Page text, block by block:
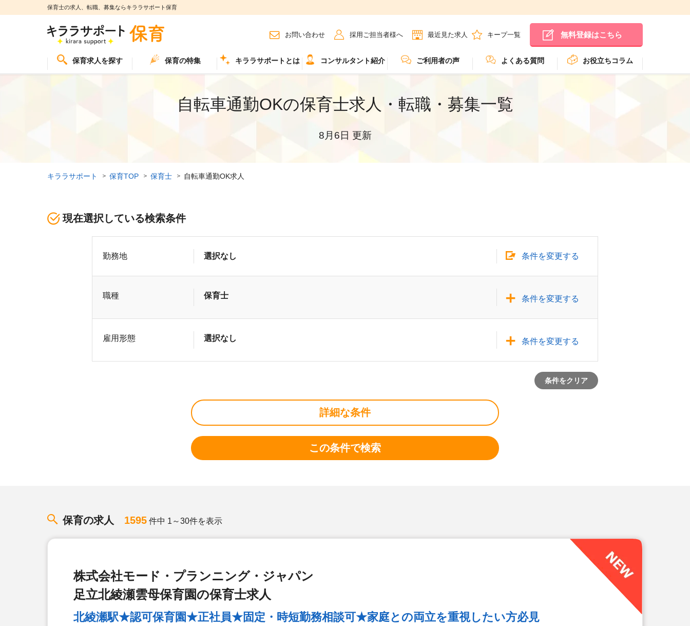
保育士の求人、転職、募集ならキララサポート保育
お問い合わせ 採用ご担当者様へ 最近見た求人 キープ一覧 無料登録はこちら
保育求人を探す 保育の特集 キララサポートとは コンサルタント紹介 ご利用者の声 よくある質問 お役立ちコラム
自転車通勤OKの保育士求人・転職・募集一覧
8月6日 更新
キララサポート 保育TOP 保育士 自転車通勤OK求人
現在選択している検索条件
勤務地 選択なし 条件を変更する
職種 保育士 条件を変更する
雇用形態 選択なし 条件を変更する
条件をクリア
詳細な条件
この条件で検索
保育の求人 1595 件中 1～30件を表示
株式会社モード・プランニング・ジャパン
足立北綾瀬雲母保育園の保育士求人
北綾瀬駅★認可保育園★正社員★固定・時短勤務相談可★家庭との両立を重視したい方必見